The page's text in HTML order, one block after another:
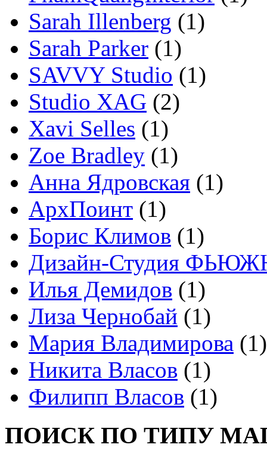
Sarah Illenberg (1)
Sarah Parker (1)
SAVVY Studio (1)
Studio XAG (2)
Xavi Selles (1)
Zoe Bradley (1)
Анна Ядровская (1)
АрхПоинт (1)
Борис Климов (1)
Дизайн-Студия
Илья Демидов (1)
Лиза Чернобай (1)
Мария Владимирова (1)
Никита Власов (1)
Филипп Власов (1)
ПОИСК ПО ТИПУ